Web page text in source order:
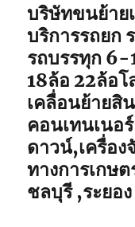
บริษัทขนย้าย
บริการรถยก
รถบรรทุก 6-
18ล้อ 22ล้อ
เคลื่อนย้าย
คอนเทนเนอ
ดาวน์,เครื่อง
ทางการเกษ
ชลบุรี ,ระยอง